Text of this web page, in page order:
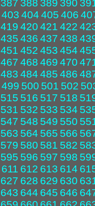
387 388 389 390
403 404 405 406
419 420 421 422
435 436 437 438
451 452 453 454
467 468 469 470
483 484 485 486
499 500 501 502
515 516 517 518
531 532 533 534
547 548 549 550
563 564 565 566
579 580 581 582
595 596 597 598
611 612 613 614
627 628 629 630
643 644 645 646